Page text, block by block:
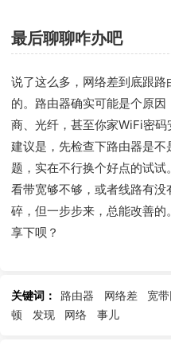
最后聊聊咋办吧
说了这么多，网络差到底跟
的。路由器确实可能是个原
商、光纤，甚至你家WiFi密
建议是，先检查下路由器是
题，实在不行换个好点的试
看带宽够不够，或者线路有
碎，但一步步来，总能改善
享下呗？
关键词： 路由器 网络差 宽
顿
发现 网络 事儿